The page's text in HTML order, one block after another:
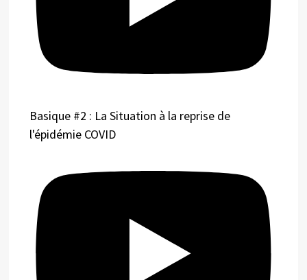
Basique #2 : La Situation à la reprise de
l'épidémie COVID